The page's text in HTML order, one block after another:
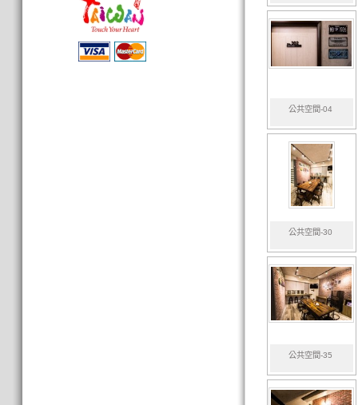
公共空間-04
公共空間-30
公共空間-35